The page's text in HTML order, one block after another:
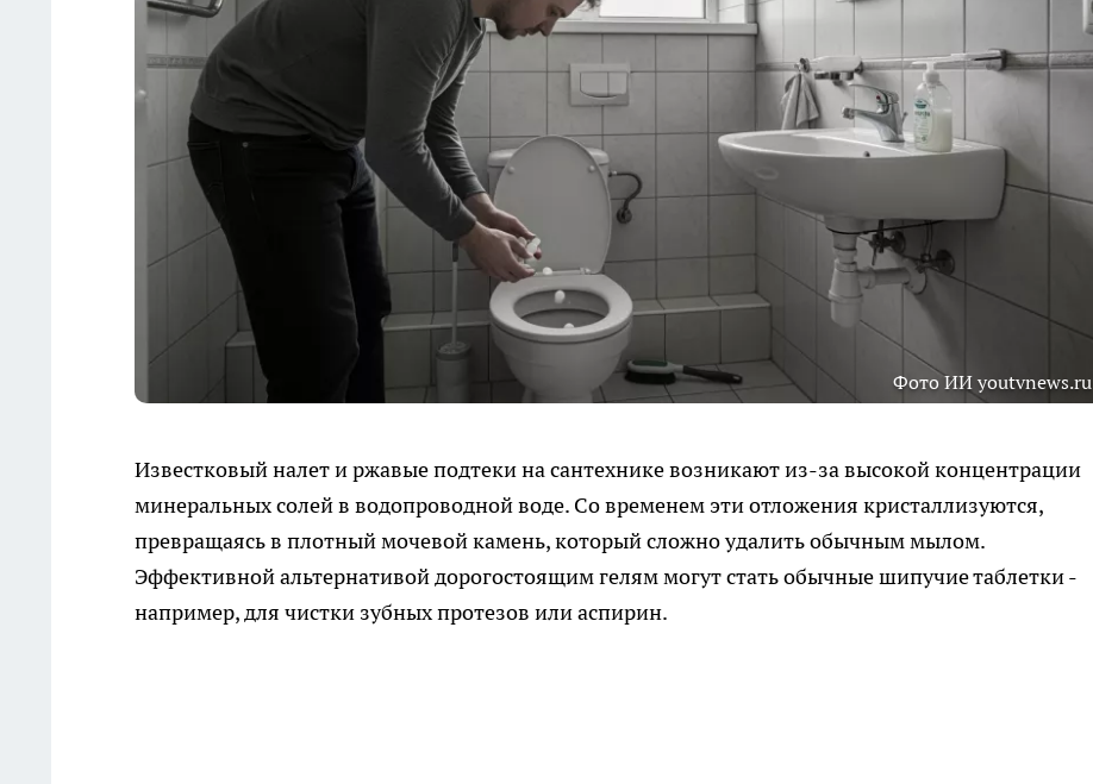
Фото ИИ youtvnews.ru
Известковый налет и ржавые подтеки на сантехнике возникают из-за высокой концентрации
минеральных солей в водопроводной воде. Со временем эти отложения кристаллизуются,
превращаясь в плотный мочевой камень, который сложно удалить обычным мылом.
Эффективной альтернативой дорогостоящим гелям могут стать обычные шипучие таблетки -
например, для чистки зубных протезов или аспирин.